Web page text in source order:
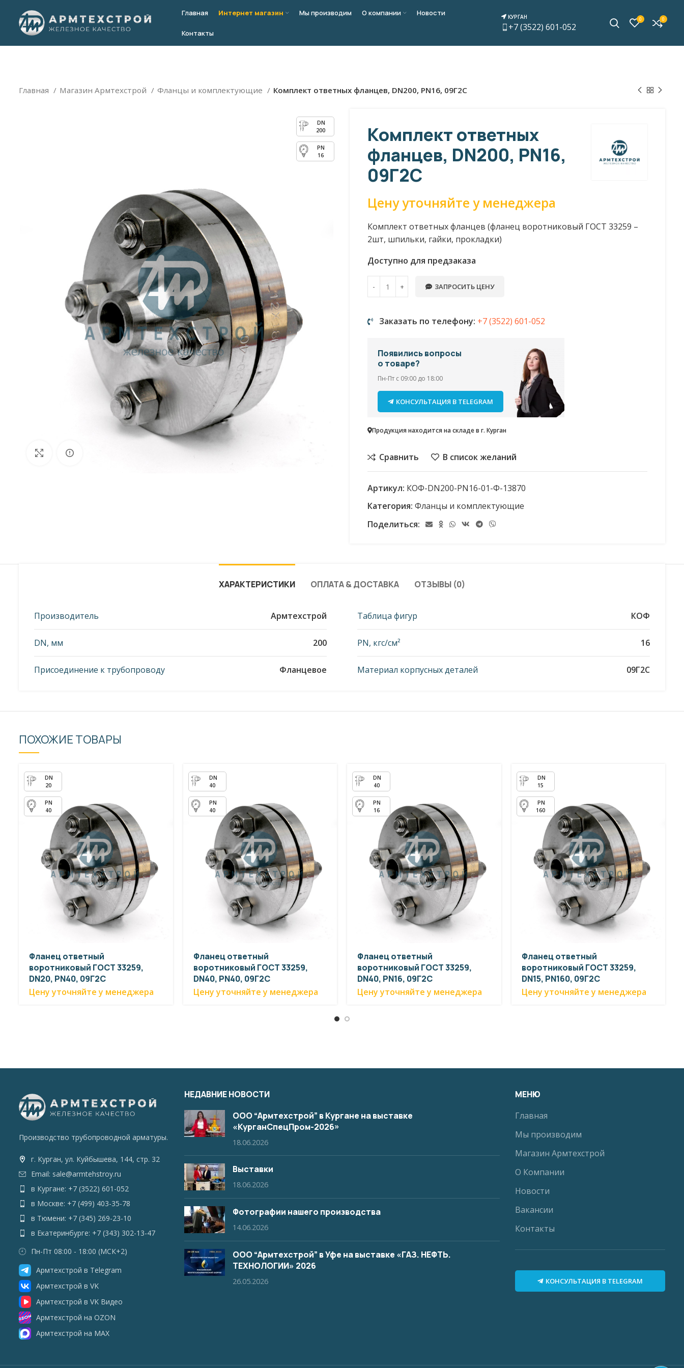
Главная Интернет магазин Мы производим О компании Новости
Контакты
КУРГАН
+7 (3522) 601-052
0 0
Главная Магазин Армтехстрой Фланцы и комплектующие Комплект ответных фланцев, DN200, PN16, 09Г2С
200
16
УвеличитьВнешний вид изделия может отличаться
Комплект ответных
фланцев, DN200, PN16,
09Г2С
Цену уточняйте у менеджера
Комплект ответных фланцев (фланец воротниковый ГОСТ 33259 –
2шт, шпильки, гайки, прокладки)
Доступно для предзаказа
ЗАПРОСИТЬ ЦЕНУ
Заказать по телефону: +7 (3522) 601-052
Появились вопросы
о товаре?
Пн-Пт с 09:00 до 18:00
КОНСУЛЬТАЦИЯ В TELEGRAM
Продукция находится на складе в г. Курган
Сравнить В список желаний
Артикул: КОФ-DN200-PN16-01-Ф-13870
Категория: Фланцы и комплектующие
Поделиться:
ХАРАКТЕРИСТИКИ ОПЛАТА & ДОСТАВКА ОТЗЫВЫ (0)
Производитель Армтехстрой Таблица фигур КОФ
DN, мм 200 PN, кгс/см² 16
Присоединение к трубопроводу Фланцевое Материал корпусных деталей 09Г2С
ПОХОЖИЕ ТОВАРЫ
20
40
Фланец ответный
воротниковый ГОСТ 33259,
DN20, PN40, 09Г2С
Цену уточняйте у менеджера
40
40
Фланец ответный
воротниковый ГОСТ 33259,
DN40, PN40, 09Г2С
Цену уточняйте у менеджера
40
16
Фланец ответный
воротниковый ГОСТ 33259,
DN40, PN16, 09Г2С
Цену уточняйте у менеджера
15
160
Фланец ответный
воротниковый ГОСТ 33259,
DN15, PN160, 09Г2С
Цену уточняйте у менеджера
Производство трубопроводной арматуры.
г. Курган, ул. Куйбышева, 144, стр. 32
Email: sale@armtehstroy.ru
в Кургане: +7 (3522) 601-052
в Москве: +7 (499) 403-35-78
в Тюмени: +7 (345) 269-23-10
в Екатеринбурге: +7 (343) 302-13-47
Пн-Пт 08:00 - 18:00 (МСК+2)
Армтехстрой в Telegram
Армтехстрой в VK
Армтехстрой в VK Видео
Армтехстрой на OZON
Армтехстрой на MAX
НЕДАВНИЕ НОВОСТИ
ООО “Армтехстрой” в Кургане на выставке
«КурганСпецПром-2026»
18.06.2026
Выставки
18.06.2026
Фотографии нашего производства
14.06.2026
ООО “Армтехстрой” в Уфе на выставке «ГАЗ. НЕФТЬ.
ТЕХНОЛОГИИ» 2026
26.05.2026
МЕНЮ
Главная
Мы производим
Магазин Армтехстрой
О Компании
Новости
Вакансии
Контакты
КОНСУЛЬТАЦИЯ В TELEGRAM